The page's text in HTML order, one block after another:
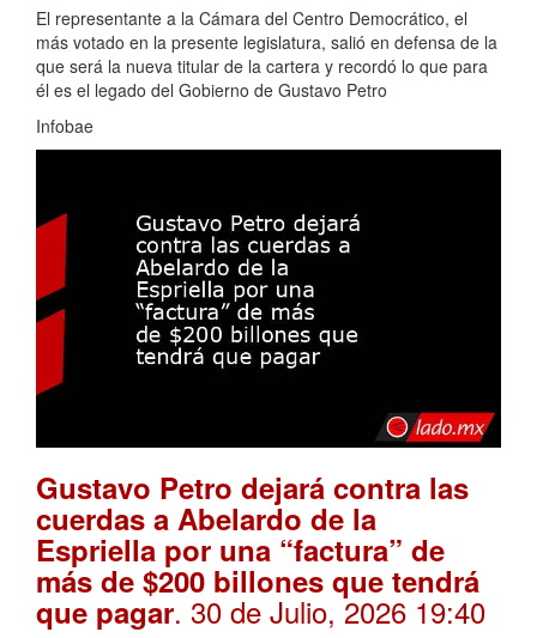
El representante a la Cámara del Centro Democrático, el
más votado en la presente legislatura, salió en defensa de la
que será la nueva titular de la cartera y recordó lo que para
él es el legado del Gobierno de Gustavo Petro
Infobae
Gustavo Petro dejará contra las
cuerdas a Abelardo de la
Espriella por una “factura” de
más de $200 billones que tendrá
que pagar. 30 de Julio, 2026 19:40